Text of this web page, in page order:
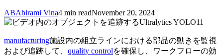
ABAbirami Vina4 min readNovember 20, 2024
manufacturing施設内の組立ラインにおける部品の動きを監視
および追跡して、 quality controlを確保し、ワークフローの効